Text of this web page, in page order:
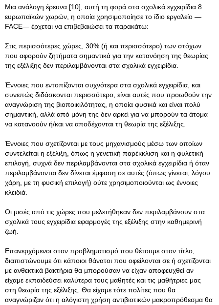
Μια ανάλογη έρευνα [10], αυτή τη φορά στα σχολικά εγχειρίδια 8
ευρωπαϊκών χωρών, η οποία χρησιμοποίησε το ίδιο εργαλείο —
FACE— έρχεται να επιβεβαιώσει τα παρακάτω:
Στις περισσότερες χώρες, 30% (ή και περισσότερο) των στόχων
που αφορούν ζητήματα σημαντικά για την κατανόηση της θεωρίας
της εξέλιξης δεν περιλαμβάνονται στα σχολικά εγχειρίδια.
Έννοιες που εντοπίζονται συχνότερα στα σχολικά εγχειρίδια, και
συνεπώς διδάσκονται περισσότερο, είναι αυτές που προωθούν την
αναγνώριση της βιοποικιλότητας, η οποία φυσικά και είναι πολύ
σημαντική, αλλά από μόνη της δεν αρκεί για να μπορούν τα άτομα
να κατανοούν ή/και να αποδέχονται τη θεωρία της εξέλιξης.
Έννοιες που σχετίζονται με τους μηχανισμούς μέσω των οποίων
συντελείται η εξέλιξη, όπως η γενετική παρέκκλιση και η φυλετική
επιλογή, συχνά δεν περιλαμβάνονται στα σχολικά εγχειρίδια ή όταν
περιλαμβάνονται δεν δίνεται έμφαση σε αυτές (όπως γίνεται, λόγου
χάρη, με τη φυσική επιλογή) ούτε χρησιμοποιούνται ως έννοιες
κλειδιά.
Οι μισές από τις χώρες που μελετήθηκαν δεν περιλαμβάνουν στα
σχολικά τους εγχειρίδια εφαρμογές της εξέλιξης στην καθημερινή
ζωή.
Επανερχόμενοι στον προβληματισμό που θέτουμε στον τίτλο,
διαπιστώνουμε ότι κάποιοι θάνατοι που οφείλονται σε ή σχετίζονται
με ανθεκτικά βακτήρια θα μπορούσαν να είχαν αποφευχθεί αν
είχαμε εκπαιδεύσει καλύτερα τους μαθητές και τις μαθήτριες μας
στη θεωρία της εξέλιξης. Θα είχαμε τότε πολίτες που θα
αναγνώριζαν ότι η αλόγιστη χρήση αντιβιοτικών μακροπρόθεσμα θα